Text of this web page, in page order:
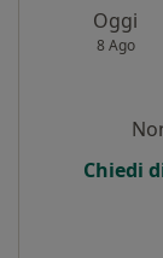
Oggi
8 Ago
Chiedi